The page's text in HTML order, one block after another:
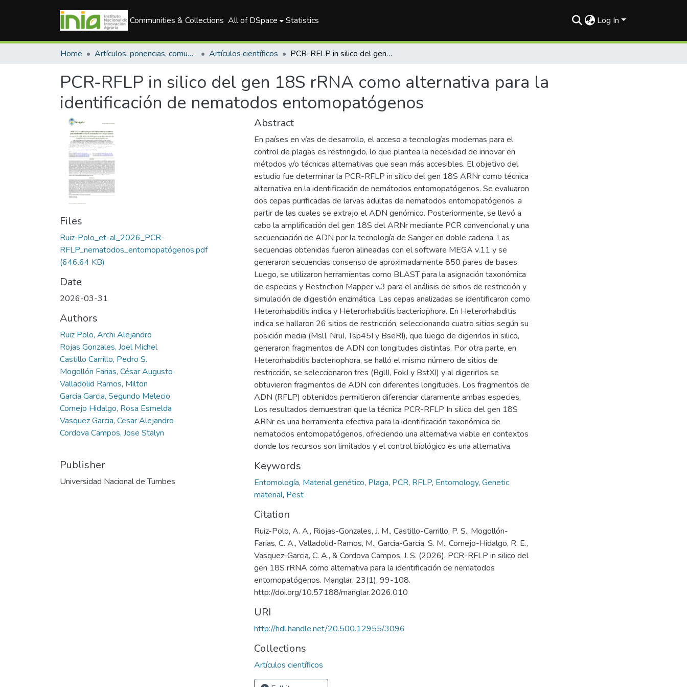
Communities & Collections All of DSpace Statistics Log In
Home Artículos, ponencias, comunicaciones en congresos Artículos científicos PCR-RFLP in silico del gen 18S rRNA como alternativa para la identificación de nematodos entomopatógenos
PCR-RFLP in silico del gen 18S rRNA como alternativa para la
identificación de nematodos entomopatógenos
Files
Ruiz-Polo_et-al_2026_PCR-
RFLP_nematodos_entomopatógenos.pdf
(646.64 KB)
Date
2026-03-31
Authors
Ruiz Polo, Archi Alejandro
Rojas Gonzales, Joel Michel
Castillo Carrillo, Pedro S.
Mogollón Farias, César Augusto
Valladolid Ramos, Milton
Garcia Garcia, Segundo Melecio
Cornejo Hidalgo, Rosa Esmelda
Vasquez Garcia, Cesar Alejandro
Cordova Campos, Jose Stalyn
Publisher
Universidad Nacional de Tumbes
Abstract
En países en vías de desarrollo, el acceso a tecnologías modernas para el
control de plagas es restringido, lo que plantea la necesidad de innovar en
métodos y/o técnicas alternativas que sean más accesibles. El objetivo del
estudio fue determinar la PCR-RFLP in silico del gen 18S ARNr como técnica
alternativa en la identificación de nemátodos entomopatógenos. Se evaluaron
dos cepas purificadas de larvas adultas de nematodos entomopatógenos, a
partir de las cuales se extrajo el ADN genómico. Posteriormente, se llevó a
cabo la amplificación del gen 18S del ARNr mediante PCR convencional y una
secuenciación de ADN por la tecnología de Sanger en doble cadena. Las
secuencias obtenidas fueron alineadas con el software MEGA v.11 y se
generaron secuencias consenso de aproximadamente 850 pares de bases.
Luego, se utilizaron herramientas como BLAST para la asignación taxonómica
de especies y Restriction Mapper v.3 para el análisis de sitios de restricción y
simulación de digestión enzimática. Las cepas analizadas se identificaron como
Heterorhabditis indica y Heterorhabditis bacteriophora. En Heterorhabditis
indica se hallaron 26 sitios de restricción, seleccionando cuatro sitios según su
posición media (MslI, NruI, Tsp45I y BseRI), que luego de digerirlos in silico,
generaron fragmentos de ADN con longitudes distintas. Por otra parte, en
Heterorhabditis bacteriophora, se halló el mismo número de sitios de
restricción, se seleccionaron tres (BglII, FokI y BstXI) y al digerirlos se
obtuvieron fragmentos de ADN con diferentes longitudes. Los fragmentos de
ADN (RFLP) obtenidos permitieron diferenciar claramente ambas especies.
Los resultados demuestran que la técnica PCR-RFLP In silico del gen 18S
ARNr es una herramienta efectiva para la identificación taxonómica de
nematodos entomopatógenos, ofreciendo una alternativa viable en contextos
donde los recursos son limitados y el control biológico es una alternativa.
Keywords
Entomología, Material genético, Plaga, PCR, RFLP, Entomology, Genetic
material, Pest
Citation
Ruiz-Polo, A. A., Riojas-Gonzales, J. M., Castillo-Carrillo, P. S., Mogollón-
Farias, C. A., Valladolid-Ramos, M., Garcia-Garcia, S. M., Cornejo-Hidalgo, R. E.,
Vasquez-Garcia, C. A., & Cordova Campos, J. S. (2026). PCR-RFLP in silico del
gen 18S rRNA como alternativa para la identificación de nematodos
entomopatógenos. Manglar, 23(1), 99-108.
http://doi.org/10.57188/manglar.2026.010
URI
http://hdl.handle.net/20.500.12955/3096
Collections
Artículos científicos